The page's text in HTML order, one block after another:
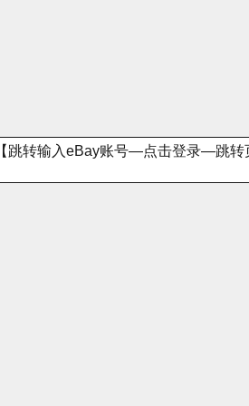
【跳转输入eBay账号—点击登录—跳转